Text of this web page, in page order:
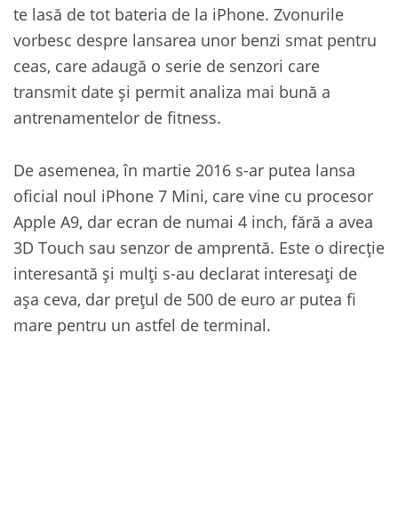
te lasă de tot bateria de la iPhone. Zvonurile
vorbesc despre lansarea unor benzi smat pentru
ceas, care adaugă o serie de senzori care
transmit date și permit analiza mai bună a
antrenamentelor de fitness.
De asemenea, în martie 2016 s-ar putea lansa
oficial noul iPhone 7 Mini, care vine cu procesor
Apple A9, dar ecran de numai 4 inch, fără a avea
3D Touch sau senzor de amprentă. Este o direcție
interesantă și mulți s-au declarat interesați de
așa ceva, dar prețul de 500 de euro ar putea fi
mare pentru un astfel de terminal.